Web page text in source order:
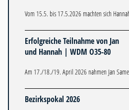
Vom 15.5. bis 17.5.2026 machten sich
Erfolgreiche Teilnahme von Jan
und Hannah | WDM O35-80
Am 17./18./19. April 2026 nahmen Jan
Bezirkspokal 2026